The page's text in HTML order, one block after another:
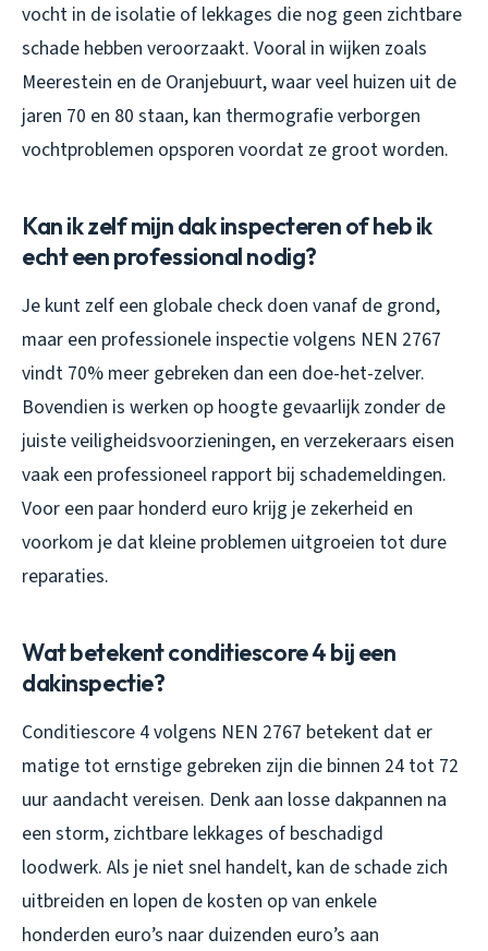
vocht in de isolatie of lekkages die nog geen zichtbare
schade hebben veroorzaakt. Vooral in wijken zoals
Meerestein en de Oranjebuurt, waar veel huizen uit de
jaren 70 en 80 staan, kan thermografie verborgen
vochtproblemen opsporen voordat ze groot worden.
Kan ik zelf mijn dak inspecteren of heb ik
echt een professional nodig?
Je kunt zelf een globale check doen vanaf de grond,
maar een professionele inspectie volgens NEN 2767
vindt 70% meer gebreken dan een doe-het-zelver.
Bovendien is werken op hoogte gevaarlijk zonder de
juiste veiligheidsvoorzieningen, en verzekeraars eisen
vaak een professioneel rapport bij schademeldingen.
Voor een paar honderd euro krijg je zekerheid en
voorkom je dat kleine problemen uitgroeien tot dure
reparaties.
Wat betekent conditiescore 4 bij een
dakinspectie?
Conditiescore 4 volgens NEN 2767 betekent dat er
matige tot ernstige gebreken zijn die binnen 24 tot 72
uur aandacht vereisen. Denk aan losse dakpannen na
een storm, zichtbare lekkages of beschadigd
loodwerk. Als je niet snel handelt, kan de schade zich
uitbreiden en lopen de kosten op van enkele
honderden euro’s naar duizenden euro’s aan